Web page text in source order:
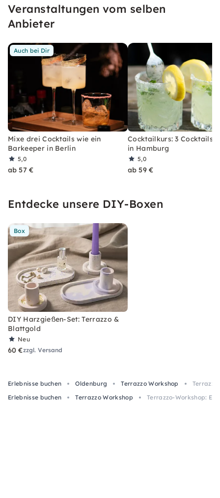
erleben, welches Du so schnell nicht vergessen
wirst.
Veranstaltungen vom selben
Anbieter
Auch bei Dir
Mixe drei Cocktails wie ein
Barkeeper in Berlin
5,0
ab 57 €
Cocktailkurs: 3 Cocktails
in Hamburg
5,0
ab 59 €
Entdecke unsere DIY-Boxen
Box
DIY Harzgießen-Set: Terrazzo &
Blattgold
Neu
60 €zzgl. Versand
Erlebnisse buchen Oldenburg Terrazzo Workshop
Erlebnisse buchen
Terrazzo Workshop Terrazzo-Workshop: